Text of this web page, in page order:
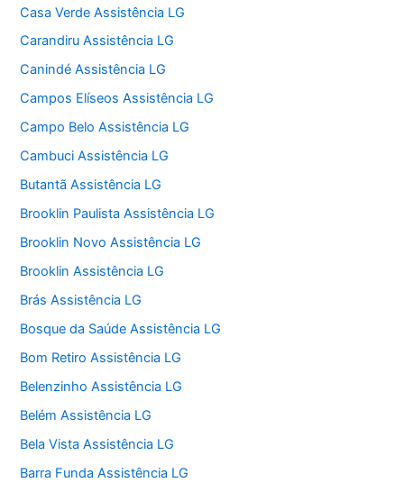
Casa Verde Assistência LG
Carandiru Assistência LG
Canindé Assistência LG
Campos Elíseos Assistência LG
Campo Belo Assistência LG
Cambuci Assistência LG
Butantã Assistência LG
Brooklin Paulista Assistência LG
Brooklin Novo Assistência LG
Brooklin Assistência LG
Brás Assistência LG
Bosque da Saúde Assistência LG
Bom Retiro Assistência LG
Belenzinho Assistência LG
Belém Assistência LG
Bela Vista Assistência LG
Barra Funda Assistência LG